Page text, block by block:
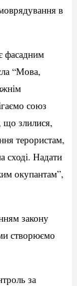
в
фасадним
“Мова,
союз
що злилися,
терористам,
сході. Надати
окупантам”,
закону
створюємо
за